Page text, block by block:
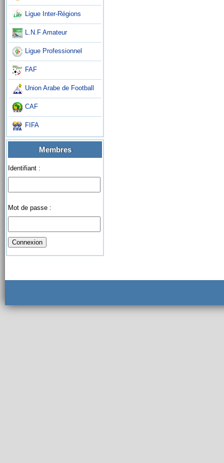
Ligue Inter-Régions
L.N.F Amateur
Ligue Professionnel
FAF
Union Arabe de Football
CAF
FIFA
Membres
Identifiant :
Mot de passe :